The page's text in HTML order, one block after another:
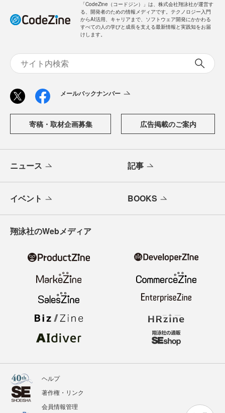
「CodeZine（コードジン）」は、株式会社翔泳社が運営す
る、開発者のための情報メディアです。テクノロジー入門
からAI活用、キャリアまで、ソフトウェア開発にかかわる
すべての人の学びと成長を支える最新情報と実践知をお届
けします。
メールバックナンバー
寄稿・取材企画募集 広告掲載のご案内
ニュース 記事
イベント BOOKS
翔泳社のWebメディア
ヘルプ
著作権・リンク
会員情報管理